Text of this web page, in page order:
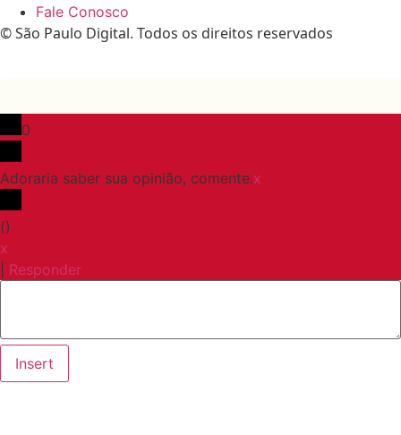
Fale Conosco
© São Paulo Digital. Todos os direitos reservados
0
Adoraria saber sua opinião, comente.x
()
x
Responder
Insert